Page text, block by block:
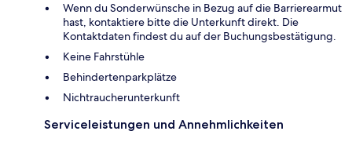
Wenn du Sonderwünsche in Bezug auf die Barrierearmut
hast, kontaktiere bitte die Unterkunft direkt. Die
Kontaktdaten findest du auf der Buchungsbestätigung.
Keine Fahrstühle
Behindertenparkplätze
Nichtraucherunterkunft
Serviceleistungen und Annehmlichkeiten